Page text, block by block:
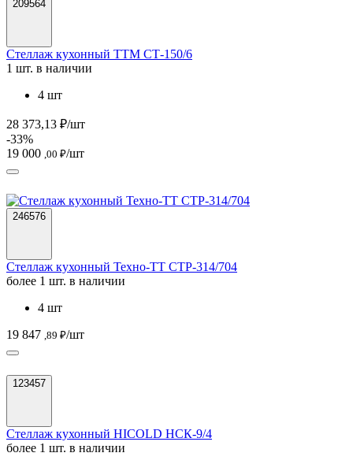
209564
Стеллаж кухонный ТТМ СТ-150/6
1 шт. в наличии
4 шт
28 373,13 ₽/шт
-33%
19 000 ,00 ₽/шт
246576
Стеллаж кухонный Техно-ТТ СТР-314/704
более 1 шт. в наличии
4 шт
19 847 ,89 ₽/шт
123457
Стеллаж кухонный HICOLD НСК-9/4
более 1 шт. в наличии